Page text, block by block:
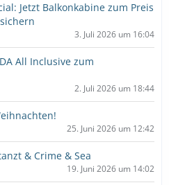
Jetzt Balkonkabine zum Preis
3. Juli 2026 um 16:04
All Inclusive zum
2. Juli 2026 um 18:44
25. Juni 2026 um 12:42
& Crime & Sea
19. Juni 2026 um 14:02